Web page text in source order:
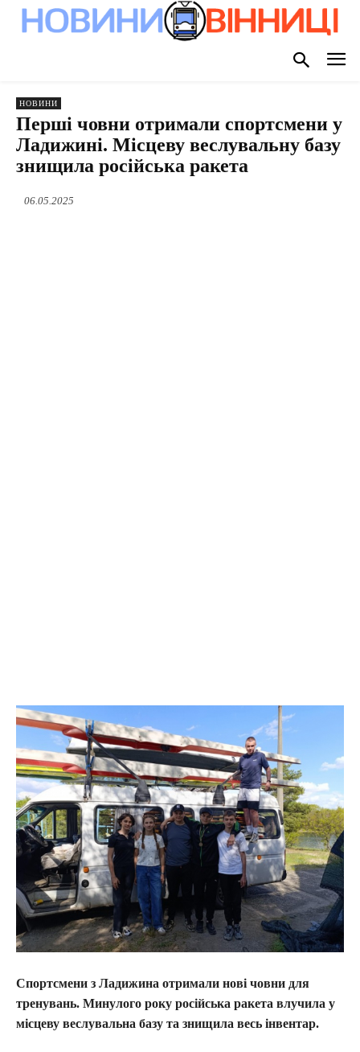
НОВИНИ
Перші човни отримали спортсмени у
Ладижині. Місцеву веслувальну базу
знищила російська ракета
06.05.2025
Спортсмени з Ладижина отримали нові човни для
тренувань. Минулого року російська ракета влучила у
місцеву веслувальна базу та знищила весь інвентар.